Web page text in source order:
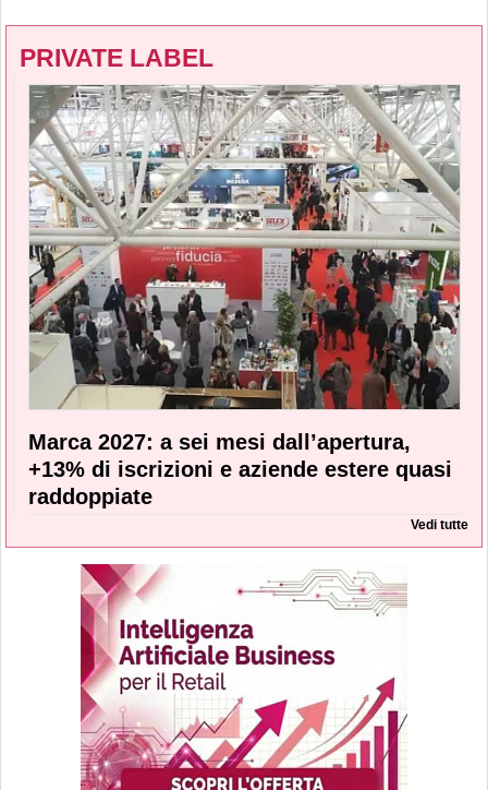
PRIVATE LABEL
Marca 2027: a sei mesi dall’apertura,
+13% di iscrizioni e aziende estere quasi
raddoppiate
Vedi tutte